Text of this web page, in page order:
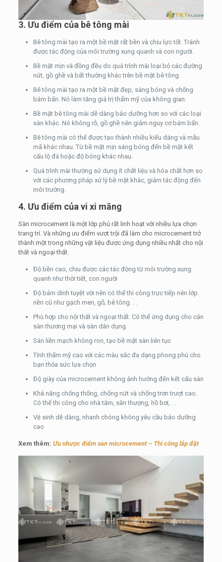
3. Ưu điểm của bê tông mài
Bê tông mài tạo ra một bề mặt rất bền và chịu lực tốt. Tránh
được tác động của môi trường xung quanh và con người.
Bề mặt mịn và đồng đều do quá trình mài loại bỏ các đường
nứt, gồ ghề và bất thường khác trên bề mặt bê tông.
Bê tông mài tạo ra một bề mặt đẹp, sáng bóng và chống
bám bẩn. Nó làm tăng giá trị thẩm mỹ của không gian.
Bề mặt bê tông mài dễ dàng bảo dưỡng hơn so với các loại
sàn khác. Nó không rỗ, gồ ghề nên giảm nguy cơ bám bẩn.
Bê tông mài có thể được tạo thành nhiều kiểu dáng và mẫu
mã khác nhau. Từ bề mặt mịn sáng bóng đến bề mặt kết
cấu lộ đá hoặc độ bóng khác nhau.
Quá trình mài thường sử dụng ít chất liệu và hóa chất hơn so
với các phương pháp xử lý bề mặt khác, giảm tác động đến
môi trường.
4. Ưu điểm của vi xi măng
Sàn microcement là một lớp phủ rất linh hoạt với nhiều lựa chọn
trang trí. Và những ưu điểm vượt trội đã làm cho microcement trở
thành một trong những vật liệu được ứng dụng nhiều nhất cho nội
thất và ngoại thất.
Độ bền cao, chịu được các tác động từ môi trường xung
quanh như thời tiết, con người
Độ bám dính tuyệt vời nên có thể thi công trực tiếp nên lớp
nền cũ như gạch men, gỗ, bê tông. . .
Phù hợp cho nội thất và ngoại thất. Có thể ứng dụng cho cản
sàn thương mại và sàn dân dụng.
Sàn liền mạch không ron, tạo bề mặt sàn liên tục
Tính thẩm mỹ cao với các màu sắc đa dạng phong phú cho
bạn thỏa sức lựa chọn
Độ giày của microcement không ảnh hưởng đến kết cấu sàn
Khả năng chống thống, chống nứt và chống trơn trượt cao.
Có thể thi công cho nhà tắm, sân thượng, hồ bơi, . . .
Vệ sinh dễ dàng, nhanh chóng không yêu cầu bảo dưỡng
cao
Xem thêm: Ưu nhược điểm sàn microcement – Thi công lắp đặt